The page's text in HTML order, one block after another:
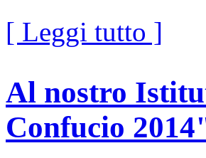
[ Leggi tutto ]
Al nostro
Confucio